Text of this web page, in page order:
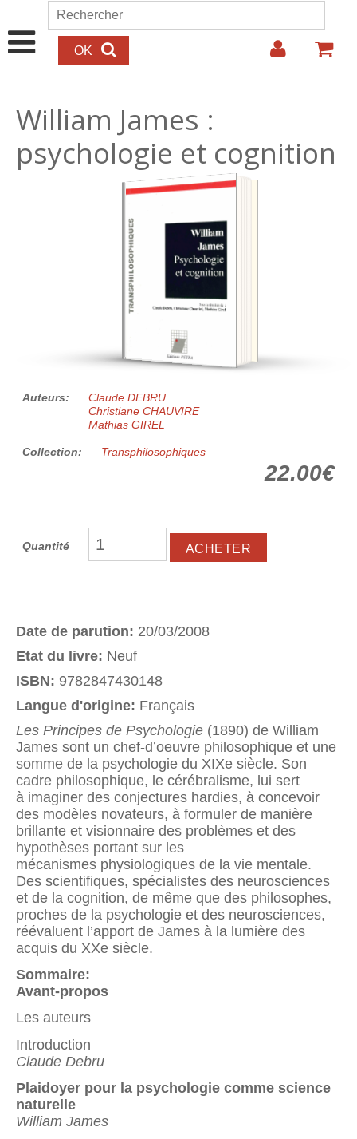
Aller au contenu principal
Formulaire de recherche
Rechercher
William James :
psychologie et cognition
22.00€
Auteurs:
Claude DEBRU
Christiane CHAUVIRE
Mathias GIREL
Collection: Transphilosophiques
22.00€
Quantité
Date de parution: 20/03/2008
Etat du livre: Neuf
ISBN: 9782847430148
Langue d'origine: Français
Les Principes de Psychologie (1890) de William
James sont un chef-d’oeuvre philosophique et une
somme de la psychologie du XIXe siècle. Son
cadre philosophique, le cérébralisme, lui sert
à imaginer des conjectures hardies, à concevoir
des modèles novateurs, à formuler de manière
brillante et visionnaire des problèmes et des
hypothèses portant sur les
mécanismes physiologiques de la vie mentale.
Des scientifiques, spécialistes des neurosciences
et de la cognition, de même que des philosophes,
proches de la psychologie et des neurosciences,
réévaluent l’apport de James à la lumière des
acquis du XXe siècle.
Sommaire:
Avant-propos
Les auteurs
Introduction
Claude Debru
Plaidoyer pour la psychologie comme science
naturelle
William James